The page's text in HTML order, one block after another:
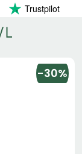
Trustpilot
-30%